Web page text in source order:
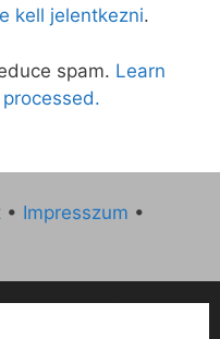
kell jelentkezni.
spam. Learn
• Impresszum •